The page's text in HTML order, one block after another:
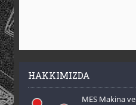
HAKKIMIZDA
MES Makina ve